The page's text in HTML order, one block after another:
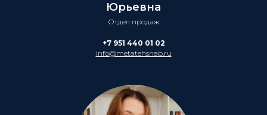
Юрьевна
Отдел продаж
+7 951 440 01 02
info@metatehsnab.ru